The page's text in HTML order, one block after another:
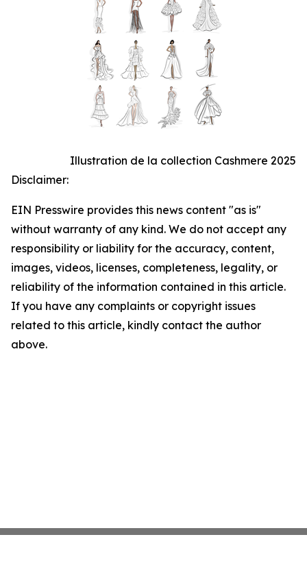
Illustration de la collection Cashmere 2025
Disclaimer:
EIN Presswire provides this news content "as is"
without warranty of any kind. We do not accept any
responsibility or liability for the accuracy, content,
images, videos, licenses, completeness, legality, or
reliability of the information contained in this article.
If you have any complaints or copyright issues
related to this article, kindly contact the author
above.